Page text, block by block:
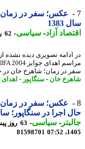
عکس؛ سفر در زمان؛
آزاد - سیاسی-62 روز پیش - شنبه 16 خرداد 1405، 17:37
تصویری دیده نشده از
در زمان؛ شاهرخ خان در حال
خان -سنگاپور-اهدای
عکس؛ سفر در زمان؛
اجرا در سنگاپور؛ سال 1383
-سیاسی-
81598701